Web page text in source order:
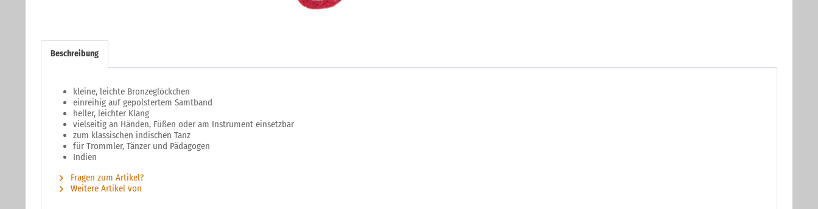
Beschreibung
kleine, leichte Bronzeglöckchen
einreihig auf gepolstertem Samtband
heller, leichter Klang
vielseitig an Händen, Füßen oder am Instrument einsetzbar
zum klassischen indischen Tanz
für Trommler, Tänzer und Pädagogen
Indien
Fragen zum Artikel?
Weitere Artikel von